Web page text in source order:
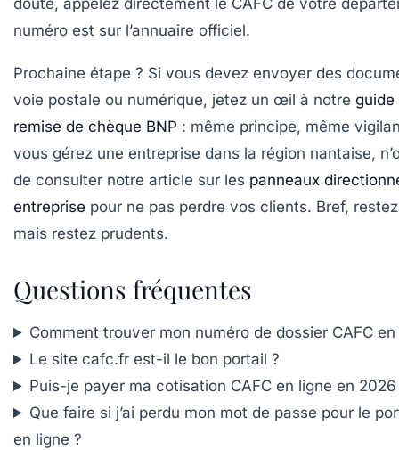
doute, appelez directement le CAFC de votre
numéro est sur l’annuaire officiel.
Prochaine étape ? Si vous devez envoyer des
voie postale ou numérique, jetez un œil à notre guide
remise de chèque BNP : même principe, même
vous gérez une entreprise dans la région nantaise,
de consulter notre article sur les panneaux
entreprise pour ne pas perdre vos clients. Bref,
mais restez prudents.
Questions fréquentes
Comment trouver mon numéro de dossier CAFC en
Le site cafc.fr est-il le bon portail ?
Puis-je payer ma cotisation CAFC en ligne en 2026
Que faire si j’ai perdu mon mot de passe pour le
en ligne ?